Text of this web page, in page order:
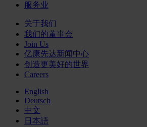
服务业
关于我们
我们的董事会
Join Us
亿康先达新闻中心
创造更美好的世界
Careers
English
Deutsch
中文
日本語